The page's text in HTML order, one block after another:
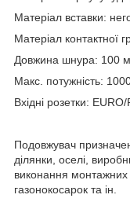
Матеріал вставки:
Матеріал контактної
Довжина шнура: 100 м
Макс. потужність:
Вхідні розетки:
Подовжувач
ділянки, оселі,
виконання монтажних
газонокосарок та ін.